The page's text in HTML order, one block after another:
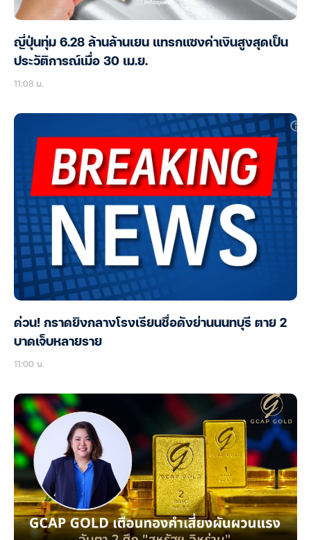
ญี่ปุ่นทุ่ม 6.28 ล้านล้านเยน แทรกแซงค่าเงินสูงสุดเป็น
ประวัติการณ์เมื่อ 30 เม.ย.
11:08 น.
ด่วน! กราดยิงกลางโรงเรียนชื่อดังย่านนนทบุรี ตาย 2
บาดเจ็บหลายราย
11:00 น.